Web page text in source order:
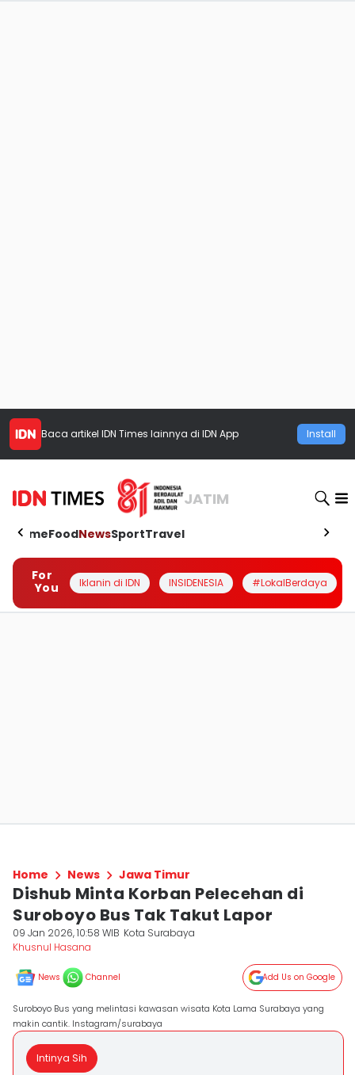
Baca artikel IDN Times lainnya di IDN App Install
JATIM
HomeFoodNewsSportTravel
For
You
Iklanin di IDN INSIDENESIA #LokalBerdaya
Home News Jawa Timur
Dishub Minta Korban Pelecehan di
Suroboyo Bus Tak Takut Lapor
09 Jan 2026, 10:58 WIB Kota Surabaya
Khusnul Hasana
News Channel Add Us on Google
Suroboyo Bus yang melintasi kawasan wisata Kota Lama Surabaya yang
makin cantik. Instagram/surabaya
Intinya Sih